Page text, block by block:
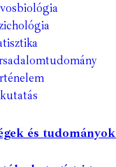
és